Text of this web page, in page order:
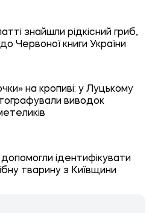
знайшли рідкісний гриб,
Червоної книги України
на кропиві: у Луцькому
виводок
допомогли ідентифікувати
тварину з Київщини